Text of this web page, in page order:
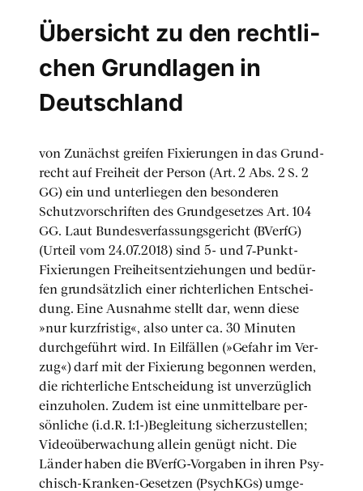
Über­sicht zu den recht­li­
chen Grund­la­gen in
Deutsch­land
von Zunächst grei­fen Fixie­run­gen in das Grund­
recht auf Frei­heit der Per­son (Art. 2 Abs. 2 S. 2
GG) ein und unter­lie­gen den beson­de­ren
Schutz­vor­schrif­ten des Grund­ge­set­zes Art. 104
GG. Laut Bun­des­ver­fas­sungs­ge­richt (BVerfG)
(Urteil vom 24.07.2018) sind 5- und 7‑Punkt-
Fixie­run­gen Frei­heits­ent­zie­hun­gen und bedür­
fen grund­sätz­lich einer rich­ter­li­chen Ent­schei­
dung. Eine Aus­nah­me stellt dar, wenn die­se
»nur kurz­fris­tig«, also unter ca. 30 Minu­ten
durch­ge­führt wird. In Eil­fäl­len (»Gefahr im Ver­
zug«) darf mit der Fixie­rung begon­nen wer­den,
die rich­ter­li­che Ent­schei­dung ist unver­züg­lich
ein­zu­ho­len. Zudem ist eine unmit­tel­ba­re per­
sön­li­che (i.d.R. 1:1-)Begleitung sicher­zu­stel­len;
Video­über­wa­chung allein genügt nicht. Die
Län­der haben die BVerfG-Vor­ga­ben in ihren Psy­
chisch-Kran­ken-Geset­zen (PsychKGs) umge­